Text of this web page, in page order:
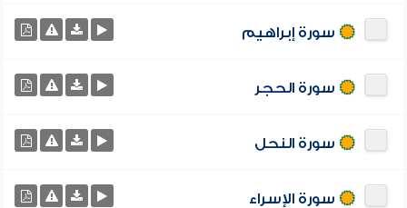
سورة إبراهيم
سورة الحجر
سورة النحل
سورة الإسراء